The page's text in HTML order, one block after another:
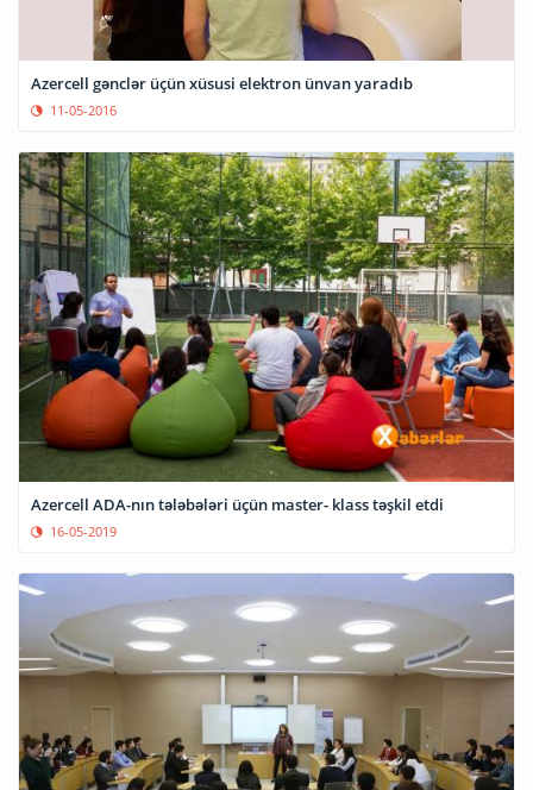
Azercell gənclər üçün xüsusi elektron ünvan yaradıb
11-05-2016
Azercell ADA-nın tələbələri üçün master- klass təşkil etdi
16-05-2019